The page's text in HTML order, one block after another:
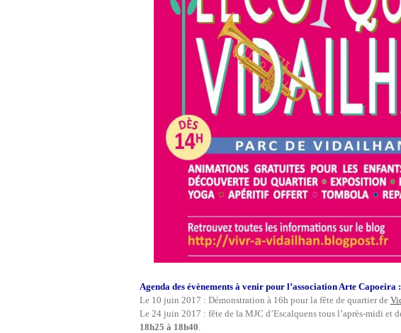
Agenda des évènements à venir pour l’association Arte Capoeira :
Le 10 juin 2017 : Démonstration à 16h pour la fête de quartier de
Le 24 juin 2017 : fête de la MJC d’Escalquens tous l’après-midi et
18h25 à 18h40